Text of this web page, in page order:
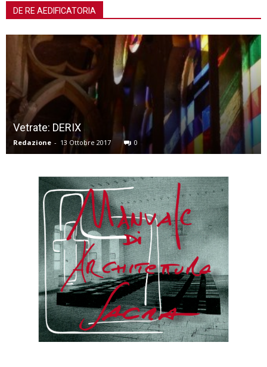
DE RE AEDIFICATORIA
Vetrate: DERIX
Redazione - 13 Ottobre 2017 0